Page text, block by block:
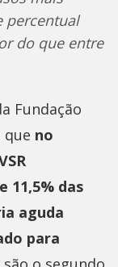
percentual
do que entre
Fundação
que no
11,5% das
aguda
para